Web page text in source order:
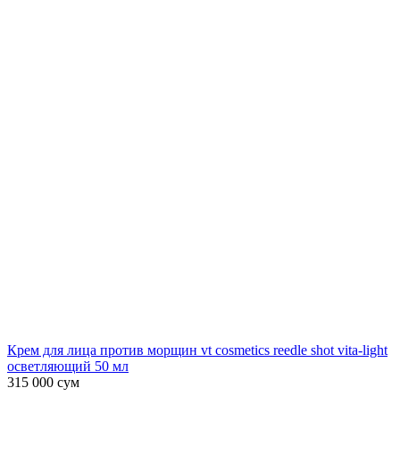
Крем для лица против морщин vt cosmetics reedle shot vita-light
осветляющий 50 мл
315 000 сум